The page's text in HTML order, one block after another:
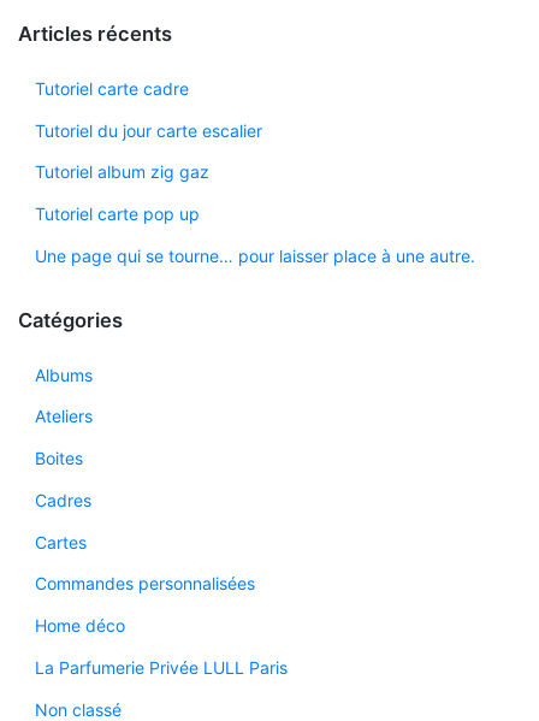
Articles récents
Tutoriel carte cadre
Tutoriel du jour carte escalier
Tutoriel album zig gaz
Tutoriel carte pop up
Une page qui se tourne… pour laisser place à une autre.
Catégories
Albums
Ateliers
Boites
Cadres
Cartes
Commandes personnalisées
Home déco
La Parfumerie Privée LULL Paris
Non classé